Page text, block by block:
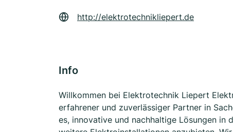
http://elektrotechnikliepert.de
Info
Willkommen bei Elektrotechnik Liepert
erfahrener und zuverlässiger Partner in
es, innovative und nachhaltige Lösungen in